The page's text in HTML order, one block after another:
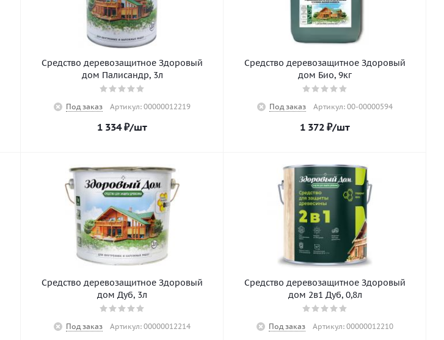
Средство деревозащитное Здоровый
дом Палисандр, 3л
Под заказ Артикул: 00000012219
1 334₽/шт
Средство деревозащитное Здоровый
дом Био, 9кг
Под заказ Артикул: 00-00000594
1 372 ₽/шт
Средство деревозащитное Здоровый
дом Дуб, 3л
Под заказ Артикул: 00000012214
Средство деревозащитное Здоровый
дом 2в1 Дуб, 0,8л
Под заказ Артикул: 00000012210